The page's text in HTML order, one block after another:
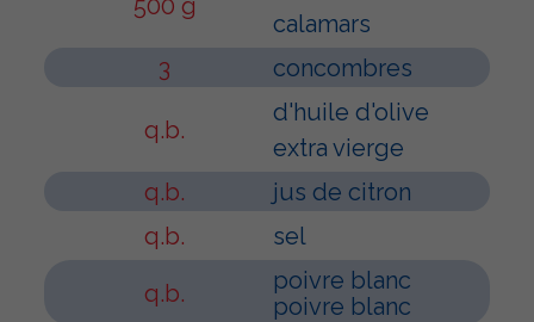
500 g
calamars
3
concombres
q.b.
d'huile d'olive
extra vierge
q.b.
jus de citron
q.b.
sel
q.b.
poivre blanc
poivre blanc